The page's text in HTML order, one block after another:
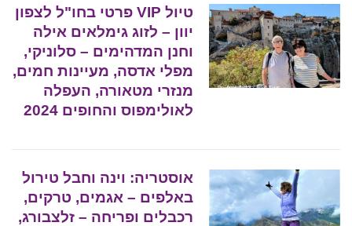
טיול VIP פרטי בחו"ל לצפון
יוון – לזוג גימלאים אילה
וחנן המדהימים – סלוניקי,
מפלי אדסה, מעיינות חמים,
מנזרי מטאורה, העפלה
לאולימפוס והחופים 2024
אוסטריה: וינה וחבל טירול
באלפים – אגמים, טרקים,
רכבלים ופריחה – זלצבורג,